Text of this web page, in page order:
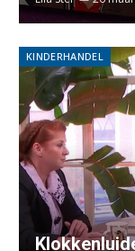
KINDERHANDEL